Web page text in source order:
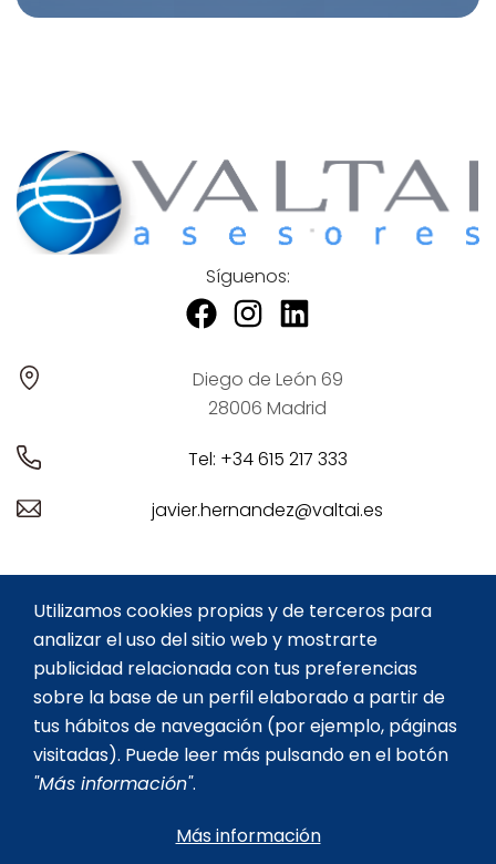
Síguenos:
Diego de León 69
28006 Madrid
Tel: +34 615 217 333
javier.hernandez@valtai.es
FARMACIAS
PARA FARMACIAS
ASESORÍA FISCAL PARA
FARMACIAS
SOBRE MI
CONTACTO
BLOG
AVISO LEGAL
POLÍTICA DE COOKIES
Utilizamos cookies propias y de terceros para
analizar el uso del sitio web y mostrarte
publicidad relacionada con tus preferencias
sobre la base de un perfil elaborado a partir de
tus hábitos de navegación (por ejemplo, páginas
visitadas). Puede leer más pulsando en el botón
"Más información".
Más información